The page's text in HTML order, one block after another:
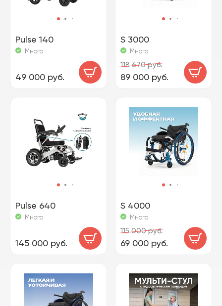
Pulse 140
Много
49 000 руб.
S 3000
Много
118 670 руб.
89 000 руб.
Pulse 640
Много
145 000 руб.
S 4000
Много
115 000 руб.
69 000 руб.